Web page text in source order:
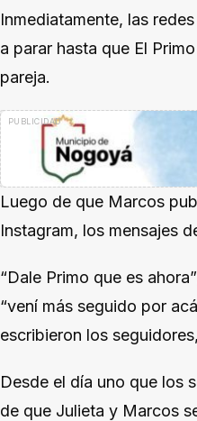
Inmediatamente, las
a parar hasta que El
pareja.
Luego de que Marcos
Instagram, los mensajes
“Dale Primo que es
“vení más seguido por
escribieron los
Desde el día uno que los
de que Julieta y Marcos